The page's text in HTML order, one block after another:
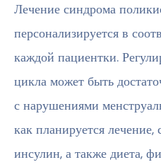
Лечение синдрома
персонализируется в
каждой пациентки.
цикла может быть
с нарушениями
как планируется
инсулин, а также диета,